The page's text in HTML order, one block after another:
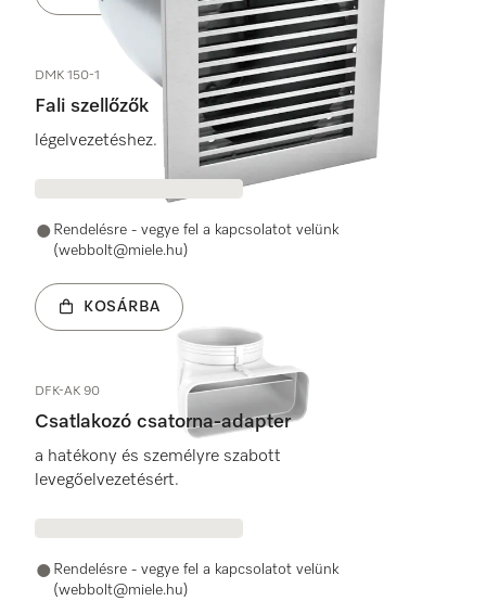
DMK 150-1
Fali szellőzők
légelvezetéshez.
Rendelésre - vegye fel a kapcsolatot velünk
(webbolt@miele.hu)
KOSÁRBA
DFK-AK 90
Csatlakozó csatorna-adapter
a hatékony és személyre szabott
levegőelvezetésért.
Rendelésre - vegye fel a kapcsolatot velünk
(webbolt@miele.hu)